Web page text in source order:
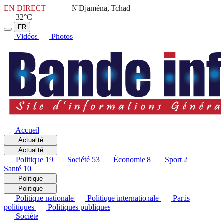
EN DIRECT
N'Djaména, Tchad
32°C
FR
Vidéos Photos
Accueil
Actualité
Actualité
Politique 19 Société 53 Économie 8 Sport 2
Santé 10
Politique
Politique
Politique nationale Politique internationale
Partis
politiques
Politiques publiques
Société